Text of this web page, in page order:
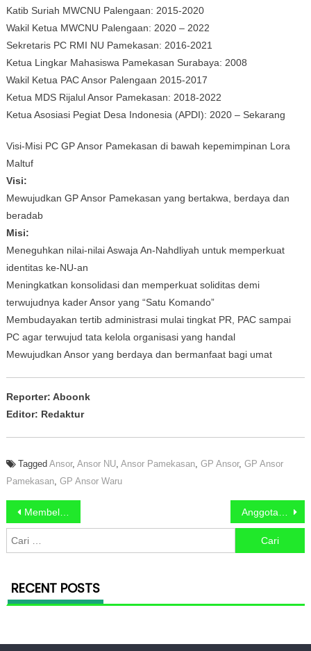
Katib Suriah MWCNU Palengaan: 2015-2020
Wakil Ketua MWCNU Palengaan: 2020 – 2022
Sekretaris PC RMI NU Pamekasan: 2016-2021
Ketua Lingkar Mahasiswa Pamekasan Surabaya: 2008
Wakil Ketua PAC Ansor Palengaan 2015-2017
Ketua MDS Rijalul Ansor Pamekasan: 2018-2022
Ketua Asosiasi Pegiat Desa Indonesia (APDI): 2020 – Sekarang
Visi-Misi PC GP Ansor Pamekasan di bawah kepemimpinan Lora
Maltuf
Visi:
Mewujudkan GP Ansor Pamekasan yang bertakwa, berdaya dan
beradab
Misi:
Meneguhkan nilai-nilai Aswaja An-Nahdliyah untuk memperkuat
identitas ke-NU-an
Meningkatkan konsolidasi dan memperkuat soliditas demi
terwujudnya kader Ansor yang “Satu Komando”
Membudayakan tertib administrasi mulai tingkat PR, PAC sampai
PC agar terwujud tata kelola organisasi yang handal
Mewujudkan Ansor yang berdaya dan bermanfaat bagi umat
Reporter: Aboonk
Editor: Redaktur
Tagged Ansor, Ansor NU, Ansor Pamekasan, GP Ansor, GP Ansor
Pamekasan, GP Ansor Waru
Navigasi pos
Membeludak, Ratusan Warga Ikuti Pengobatan Gratis GP Ansor Waru Pamekasan
Cari untuk:
RECENT POSTS